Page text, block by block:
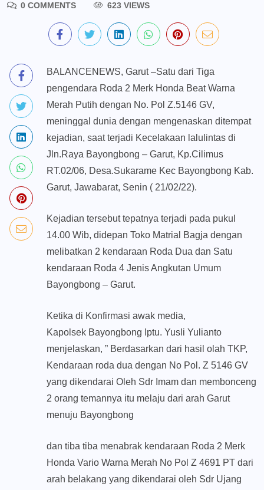
0 COMMENTS
623 VIEWS
BALANCENEWS, Garut –Satu dari Tiga
pengendara Roda 2 Merk Honda Beat Warna
Merah Putih dengan No. Pol Z.5146 GV,
meninggal dunia dengan mengenaskan ditempat
kejadian, saat terjadi Kecelakaan lalulintas di
Jln.Raya Bayongbong – Garut, Kp.Cilimus
RT.02/06, Desa.Sukarame Kec Bayongbong Kab.
Garut, Jawabarat, Senin ( 21/02/22).
Kejadian tersebut tepatnya terjadi pada pukul
14.00 Wib, didepan Toko Matrial Bagja dengan
melibatkan 2 kendaraan Roda Dua dan Satu
kendaraan Roda 4 Jenis Angkutan Umum
Bayongbong – Garut.
Ketika di Konfirmasi awak media,
Kapolsek Bayongbong Iptu. Yusli Yulianto
menjelaskan, ” Berdasarkan dari hasil olah TKP,
Kendaraan roda dua dengan No Pol. Z 5146 GV
yang dikendarai Oleh Sdr Imam dan membonceng
2 orang temannya itu melaju dari arah Garut
menuju Bayongbong
dan tiba tiba menabrak kendaraan Roda 2 Merk
Honda Vario Warna Merah No Pol Z 4691 PT dari
arah belakang yang dikendarai oleh Sdr Ujang